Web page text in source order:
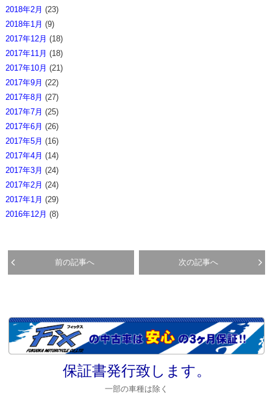
2018年2月 (23)
2018年1月 (9)
2017年12月 (18)
2017年11月 (18)
2017年10月 (21)
2017年9月 (22)
2017年8月 (27)
2017年7月 (25)
2017年6月 (26)
2017年5月 (16)
2017年4月 (14)
2017年3月 (24)
2017年2月 (24)
2017年1月 (29)
2016年12月 (8)
前の記事へ 次の記事へ
保証書発行致します。
一部の車種は除く